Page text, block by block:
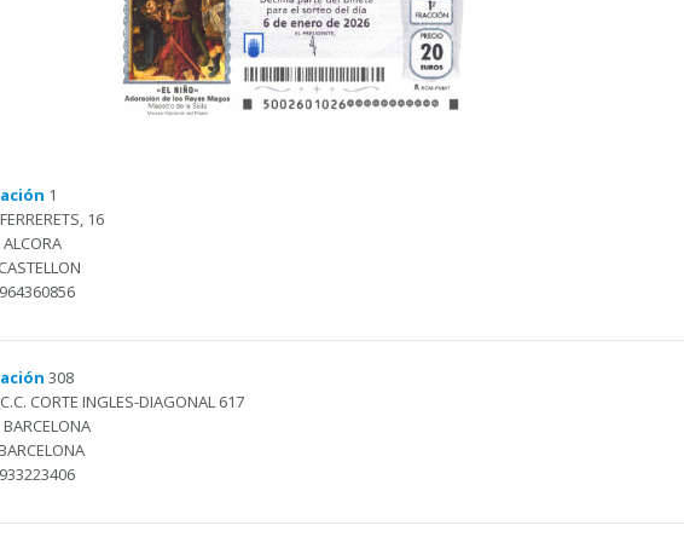
1
FERRERETS, 16
ALCORA
CASTELLON
964360856
308
C.C. CORTE INGLES-DIAGONAL 617
BARCELONA
933223406